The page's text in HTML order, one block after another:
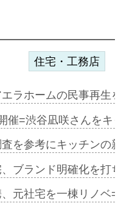
住宅・工務店
ラホームの民事再
催=渋谷凪咲さんを
を参考にキッチン
ブランド明確化を
元社宅を一棟リノ